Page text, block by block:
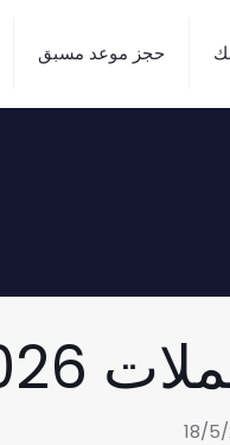
حجز موعد مسبق
2026